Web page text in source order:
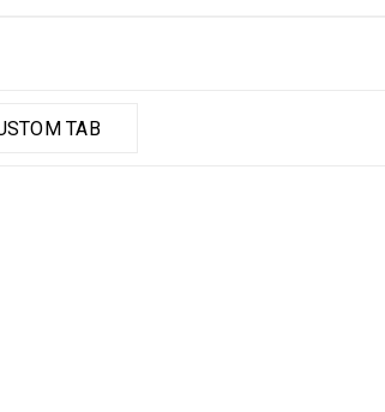
TAB